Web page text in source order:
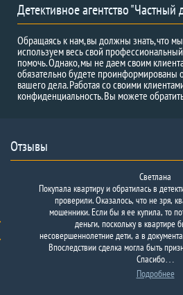
Детективное агентство "Частный
Обращаясь к нам, вы должны знать, что
используем весь свой
помочь. Однако, мы не даем своим
обязательно будете проинформированы
вашего дела. Работая со своими
конфиденциальность. Вы можете
Отзывы
Светлана
Покупала квартиру и обратилась в
проверили. Оказалось, что не зря,
мошенники. Если бы я ее купила, то
деньги, поскольку в квартире
несовершеннолетние дети, а в
Впоследствии сделка могла быть
Спасибо…
Подробнее